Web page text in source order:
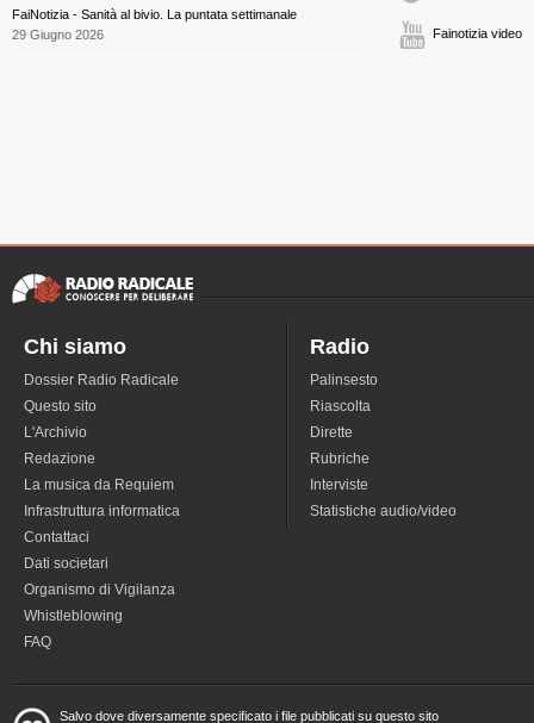
FaiNotizia - Sanità al bivio. La puntata settimanale
29 Giugno 2026
Fainotizia video
Chi siamo
Dossier Radio Radicale
Questo sito
L'Archivio
Redazione
La musica da Requiem
Infrastruttura informatica
Contattaci
Dati societari
Organismo di Vigilanza
Whistleblowing
FAQ
Radio
Palinsesto
Riascolta
Dirette
Rubriche
Interviste
Statistiche audio/video
Salvo dove diversamente specificato i file pubblicati su questo sito